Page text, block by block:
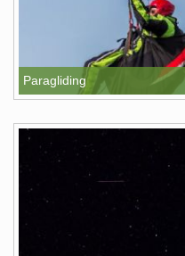
Paragliding